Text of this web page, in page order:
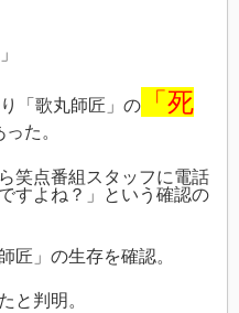
「歌丸師匠」の
「死
た。
笑点番組スタッフに電話
すよね？」という確認の
匠」の生存を確認。
と判明。